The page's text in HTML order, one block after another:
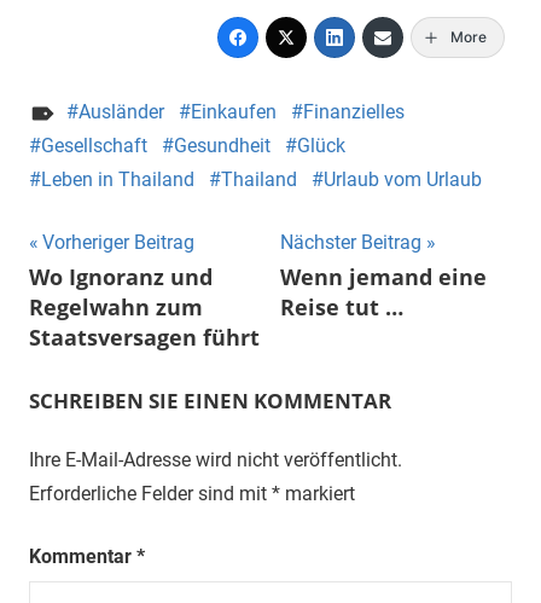
More
Ausländer Einkaufen
Finanzielles
Gesellschaft
Gesundheit
Glück
Leben in Thailand
Thailand Urlaub vom Urlaub
Beitragsnavigation
Vorheriger Beitrag
Wo Ignoranz und
Regelwahn zum
Staatsversagen führt
Nächster Beitrag
Wenn jemand eine
Reise tut …
SCHREIBEN SIE EINEN KOMMENTAR
Ihre E-Mail-Adresse wird nicht veröffentlicht.
Erforderliche Felder sind mit * markiert
Kommentar *